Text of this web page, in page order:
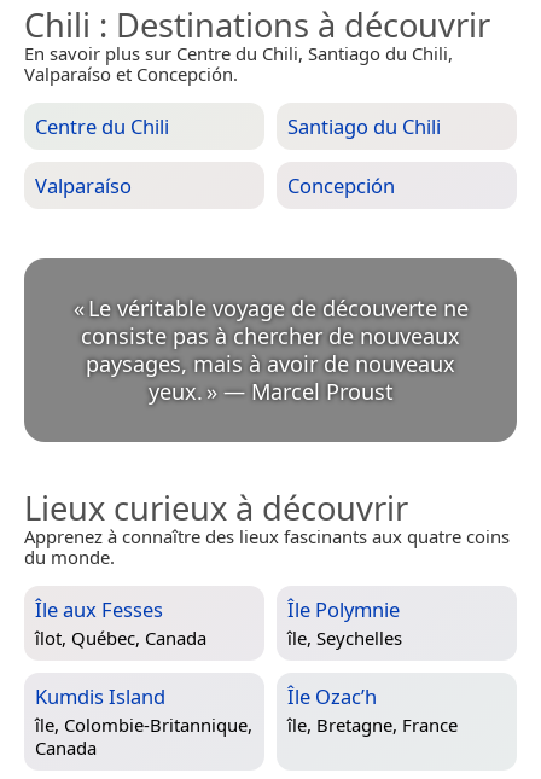
Chili : Destinations à découvrir
En savoir plus sur Centre du Chili, Santiago du Chili,
Valparaíso et Concepción.
Centre du Chili Santiago du Chili
Valparaíso Concepción
«Le véritable voyage de découverte ne
consiste pas à chercher de nouveaux
paysages, mais à avoir de nouveaux
yeux. » — Marcel Proust
Lieux curieux à découvrir
Apprenez à connaître des lieux fascinants aux quatre coins
du monde.
Île aux Fesses
îlot, Québec, Canada
Île Polymnie
île, Seychelles
Kumdis Island
île, Colombie-Britannique,
Canada
Île Ozac’h
île, Bretagne, France